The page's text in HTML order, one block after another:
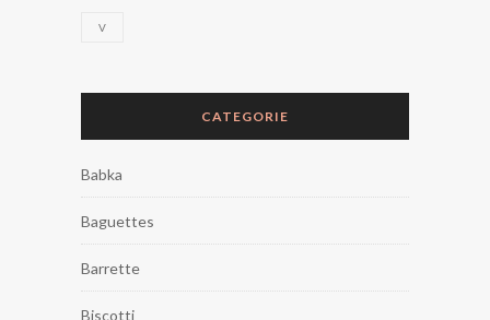
V
CATEGORIE
Babka
Baguettes
Barrette
Biscotti